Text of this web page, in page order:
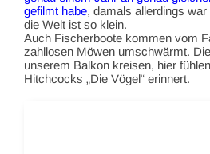
gefilmt habe, damals allerdings
die Welt ist so klein.
Auch Fischerboote kommen vom
zahllosen Möwen umschwärmt.
unserem Balkon kreisen, hier
Hitchcocks „Die Vögel“ erinnert.